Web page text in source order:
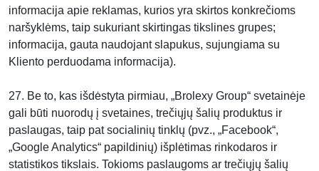
informacija apie reklamas, kurios yra skirtos konkrečioms
naršyklėms, taip sukuriant skirtingas tikslines grupes;
informacija, gauta naudojant slapukus, sujungiama su
Kliento perduodama informacija).
27. Be to, kas išdėstyta pirmiau, „Brolexy Group“ svetainėje
gali būti nuorodų į svetaines, trečiųjų šalių produktus ir
paslaugas, taip pat socialinių tinklų (pvz., „Facebook“,
„Google Analytics“ papildinių) išplėtimas rinkodaros ir
statistikos tikslais. Tokioms paslaugoms ar trečiųjų šalių